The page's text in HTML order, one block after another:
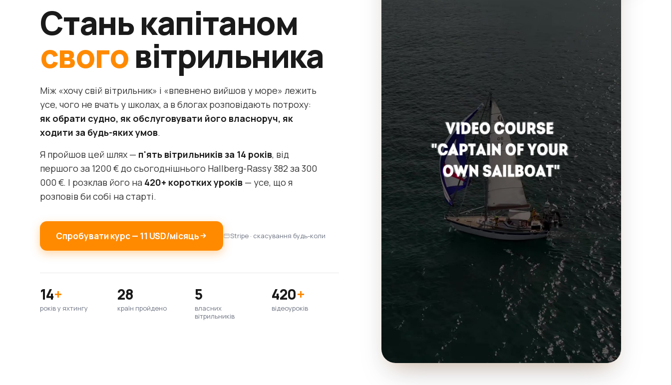
Стань капітаном
своговітрильника
Між «хочу свій вітрильник» і «впевнено вийшов у море» лежить
усе, чого не вчать у школах, а в блогах розповідають потроху:
як обрати судно, як обслуговувати його власноруч, як
ходити за будь-яких умов.
Я пройшов цей шлях — п'ять вітрильників за 14 років, від
першого за 1200 € до сьогоднішнього Hallberg-Rassy 382 за 300
000 €. І розклав його на 420+ коротких уроків — усе, що я
розповів би собі на старті.
Спробувати курс — 11 USD/місяць Stripe · скасування будь-коли
14+
років у яхтингу
28
країн пройдено
5
власних
вітрильників
420+
відеоуроків